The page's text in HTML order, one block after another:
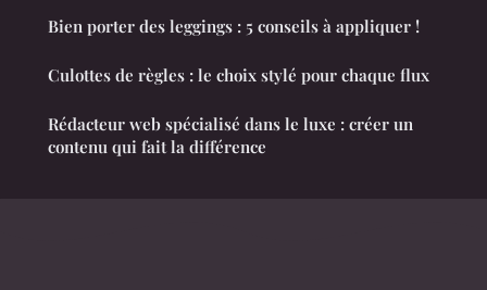
Bien porter des leggings : 5 conseils à appliquer !
Culottes de règles : le choix stylé pour chaque flux
Rédacteur web spécialisé dans le luxe : créer un
contenu qui fait la différence